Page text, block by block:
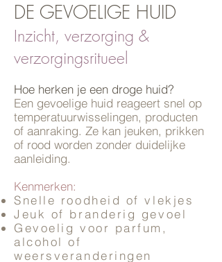
DE GEVOELIGE HUID
Inzicht, verzorging &
verzorgingsritueel
Hoe herken je een droge huid?
Een gevoelige huid reageert snel op
temperatuurwisselingen, producten
of aanraking. Ze kan jeuken, prikken
of rood worden zonder duidelijke
aanleiding.
Kenmerken:
Snelle roodheid of vlekjes
Jeuk of branderig gevoel
Gevoelig voor parfum,
alcohol of
weersveranderingen